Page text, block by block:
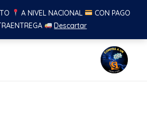
A NIVEL NACIONAL
CON PAGO
Descartar